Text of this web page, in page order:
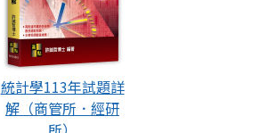
統計學113年試題詳
解（商管所．經研